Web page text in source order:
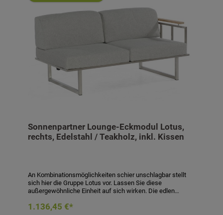
Sonnenpartner Lounge-Eckmodul Lotus,
rechts, Edelstahl / Teakholz, inkl. Kissen
An Kombinationsmöglichkeiten schier unschlagbar stellt
sich hier die Gruppe Lotus vor. Lassen Sie diese
außergewöhnliche Einheit auf sich wirken. Die edlen
Edelstahl verleiht unendlich viel Leichtigkeit. Sie scheint zu
1.136,45 €*